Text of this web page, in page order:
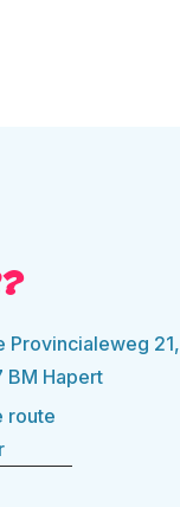
Provincialeweg 21,
BM Hapert
route